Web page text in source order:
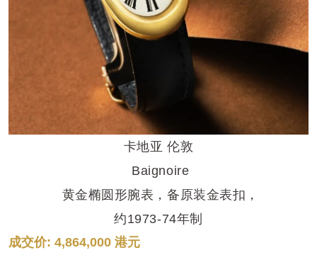
卡地亚 伦敦
Baignoire
黄金椭圆形腕表，备原装金表扣，
约1973-74年制
成交价: 4,864,000 港元